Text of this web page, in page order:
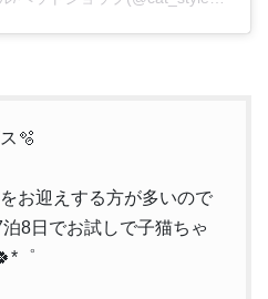
🫧
お迎えする方が多いので
8日でお試しで子猫ちゃ
゜